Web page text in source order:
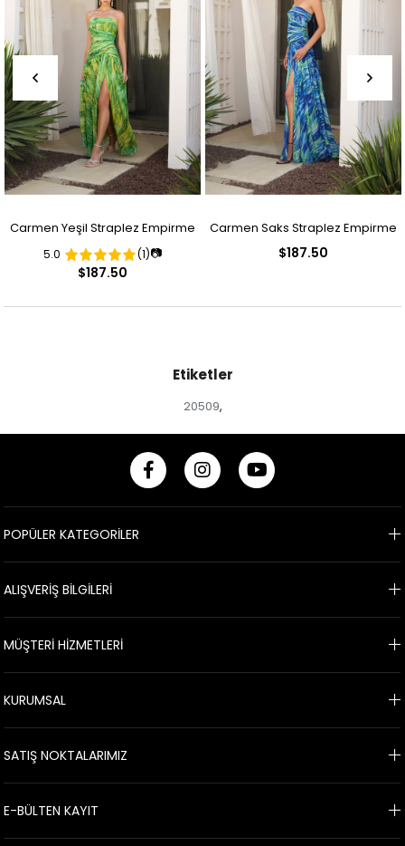
Carmen Yeşil Straplez Empirme
Desenli Abiye Elbise
5.0 (1)📷
$187.50
Carmen Saks Straplez Empirme
$187.50
Etiketler
20509,
POPÜLER KATEGORİLER
ALIŞVERİŞ BİLGİLERİ
MÜŞTERİ HİZMETLERİ
KURUMSAL
SATIŞ NOKTALARIMIZ
E-BÜLTEN KAYIT